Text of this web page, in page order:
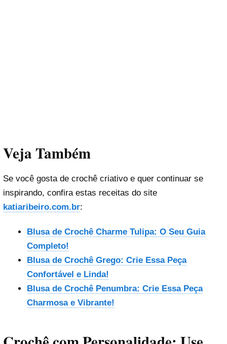
Veja Também
Se você gosta de crochê criativo e quer continuar se
inspirando, confira estas receitas do site
katiaribeiro.com.br:
Blusa de Crochê Charme Tulipa: O Seu Guia
Completo!
Blusa de Crochê Grego: Crie Essa Peça
Confortável e Linda!
Blusa de Crochê Penumbra: Crie Essa Peça
Charmosa e Vibrante!